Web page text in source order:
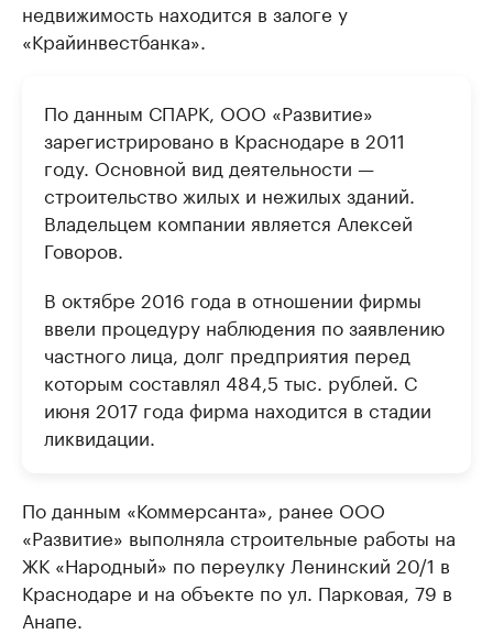
недвижимость находится в залоге у
«Крайинвестбанка».
По данным СПАРК, ООО «Развитие»
зарегистрировано в Краснодаре в 2011
году. Основной вид деятельности —
строительство жилых и нежилых зданий.
Владельцем компании является Алексей
Говоров.
В октябре 2016 года в отношении фирмы
ввели процедуру наблюдения по заявлению
частного лица, долг предприятия перед
которым составлял 484,5 тыс. рублей. С
июня 2017 года фирма находится в стадии
ликвидации.
По данным «Коммерсанта», ранее ООО
«Развитие» выполняла строительные работы на
ЖК «Народный» по переулку Ленинский 20/1 в
Краснодаре и на объекте по ул. Парковая, 79 в
Анапе.